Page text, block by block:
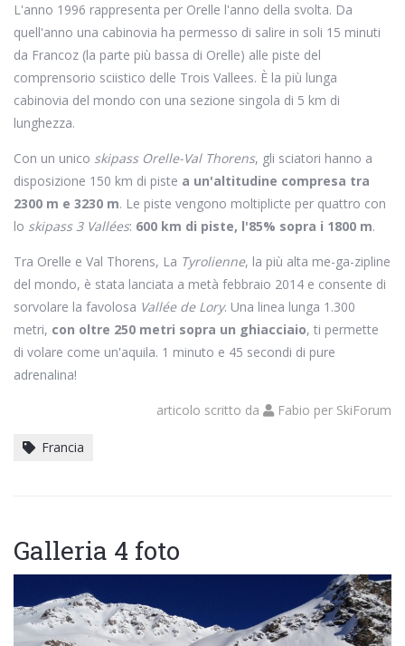
L'anno 1996 rappresenta per Orelle l'anno della svolta. Da
quell'anno una cabinovia ha permesso di salire in soli 15 minuti
da Francoz (la parte più bassa di Orelle) alle piste del
comprensorio sciistico delle Trois Vallees. È la più lunga
cabinovia del mondo con una sezione singola di 5 km di
lunghezza.
Con un unico skipass Orelle-Val Thorens, gli sciatori hanno a
disposizione 150 km di piste a un'altitudine compresa tra
2300 m e 3230 m. Le piste vengono moltiplicte per quattro con
lo skipass 3 Vallées: 600 km di piste, l'85% sopra i 1800 m.
Tra Orelle e Val Thorens, La Tyrolienne, la più alta me-ga-zipline
del mondo, è stata lanciata a metà febbraio 2014 e consente di
sorvolare la favolosa Vallée de Lory. Una linea lunga 1.300
metri, con oltre 250 metri sopra un ghiacciaio, ti permette
di volare come un'aquila. 1 minuto e 45 secondi di pure
adrenalina!
articolo scritto da Fabio per SkiForum
Francia
Galleria 4 foto